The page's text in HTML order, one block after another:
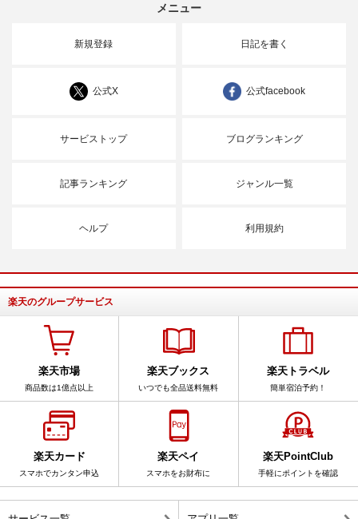
メニュー
新規登録 日記を書く
公式X 公式facebook
サービストップ ブログランキング
記事ランキング ジャンル一覧
ヘルプ 利用規約
楽天のグループサービス
楽天市場
商品数は1億点以上
楽天ブックス
いつでも全品送料無料
楽天トラベル
簡単宿泊予約！
楽天カード
スマホでカンタン申込
楽天ペイ
スマホをお財布に
楽天PointClub
手軽にポイントを確認